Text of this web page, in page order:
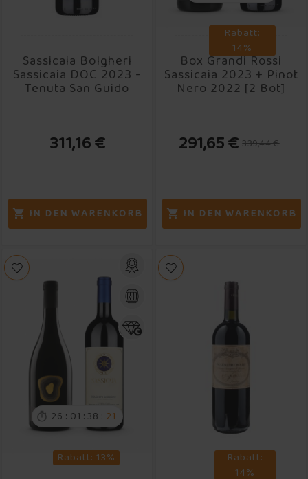
Sassicaia Bolgheri
Sassicaia DOC 2023 -
Tenuta San Guido
311,16 €
 IN DEN WARENKORB
Box Grandi Rossi
Sassicaia 2023 + Pinot
Nero 2022 [2 Bot]
291,65 € 339,44 €
Rabatt:
14%
 IN DEN WARENKORB
 26 : 01 : 38 : 20
Rabatt: 13%
Rabatt:
14%